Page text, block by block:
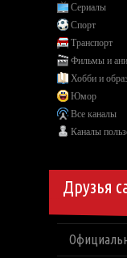
Сериалы
Спорт
Транспорт
Фильмы и
Хобби и
Юмор
Все каналы
Каналы
Друзья